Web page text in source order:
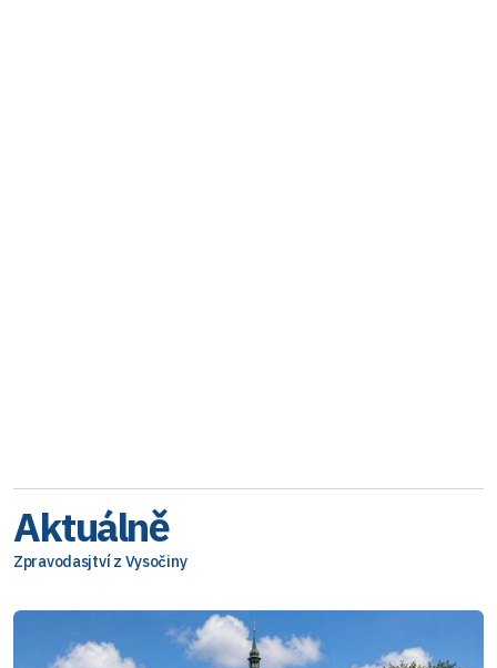
Aktuálně
Zpravodasjtví z Vysočiny